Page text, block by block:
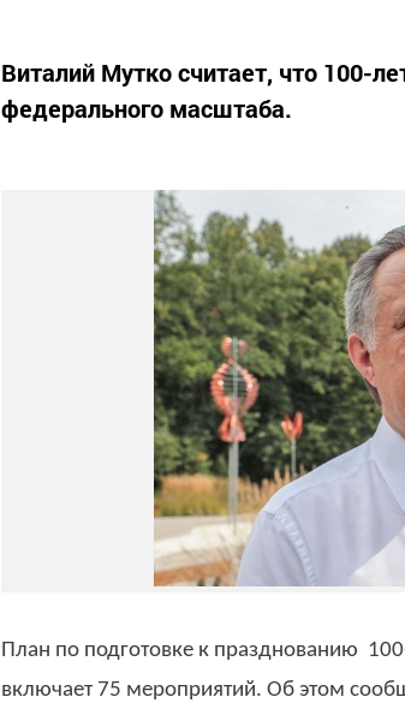
Виталий Мутко считает, что 100-
федерального масштаба.
План по подготовке к празднованию
включает 75 мероприятий. Об этом